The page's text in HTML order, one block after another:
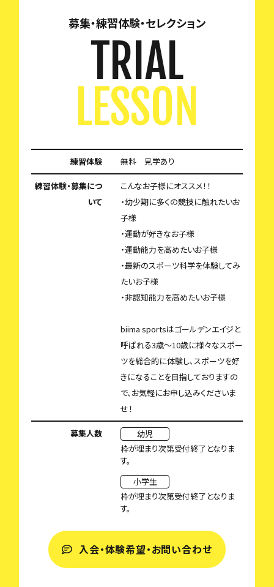
募集・練習体験・セレクション
TRIAL
LESSON
練習体験 無料 見学あり
練習体験・募集につ
いて
こんなお子様にオススメ！！
・幼少期に多くの競技に触れたいお
子様
・運動が好きなお子様
・運動能力を高めたいお子様
・最新のスポーツ科学を体験してみ
たいお子様
・非認知能力を高めたいお子様
biima sportsはゴールデンエイジと
呼ばれる3歳〜10歳に様々なスポー
ツを総合的に体験し、スポーツを好
きになることを目指しておりますの
で、お気軽にお申し込みくださいま
せ！
募集人数
幼児
枠が埋まり次第受付終了となりま
す。
小学生
枠が埋まり次第受付終了となりま
す。
入会・体験希望・お問い合わせ